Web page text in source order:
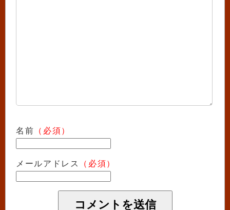
名前 （必須）
メールアドレス （必須）